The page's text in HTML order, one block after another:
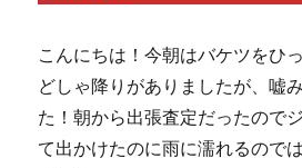
こんにちは！今朝はバケツをひ
どしゃ降りがありましたが、嘘
た！朝から出張査定だったので
て出かけたのに雨に濡れるので